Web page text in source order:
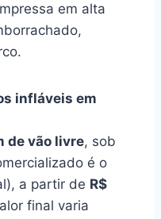
em alta
infláveis em
de vão livre, sob
é o
a partir de R$
final varia